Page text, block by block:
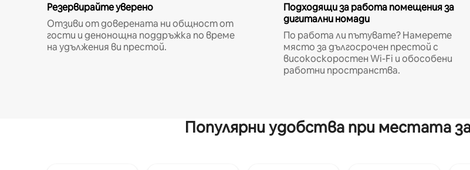
Резервирайте уверено
Отзиви от доверената ни общност от
гости и денонощна поддръжка по време
на удължения ви престой.
Подходящи за работа помещения за
дигитални номади
По работа ли пътувате? Намерете
място за дългосрочен престой с
високоскоростен Wi-Fi и обособени
работни пространства.
Популярни удобства при местата